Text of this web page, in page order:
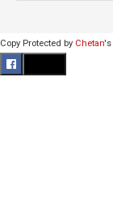
Copy Protected by Chetan's